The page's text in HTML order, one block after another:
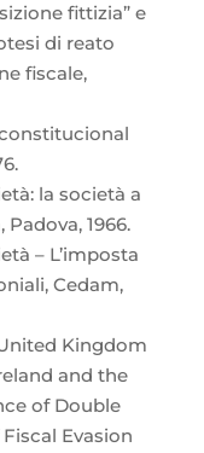
fittizia” e
di reato
fiscale,
la società a
1966.
– L’imposta
Cedam,
Kingdom
and the
of Double
Evasion